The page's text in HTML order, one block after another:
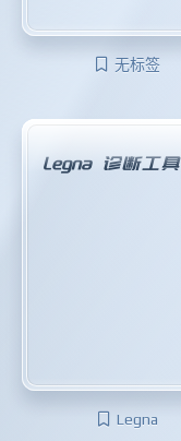
无标签
Legna 诊断工具
Legna